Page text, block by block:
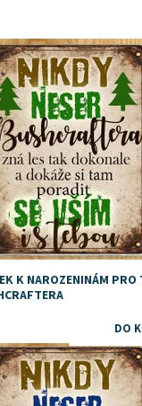
K NAROZENINÁM PRO
cyklistu